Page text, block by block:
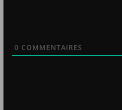
0 COMMENTAIRES